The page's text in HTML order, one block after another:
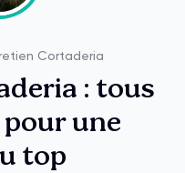
Cortaderia
: tous
pour une
top